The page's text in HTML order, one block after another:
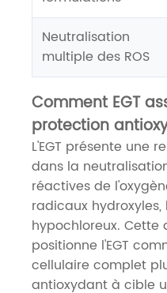
Neutralisation
multiple des ROS
Comment EGT
protection
L'EGT présente une
dans la
réactives de
radicaux
hypochloreux.
positionne l'EGT
cellulaire complet
antioxydant à cible